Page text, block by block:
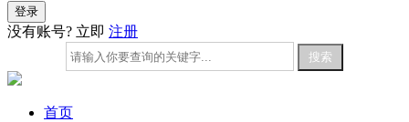
没有账号? 立即 注册
首页